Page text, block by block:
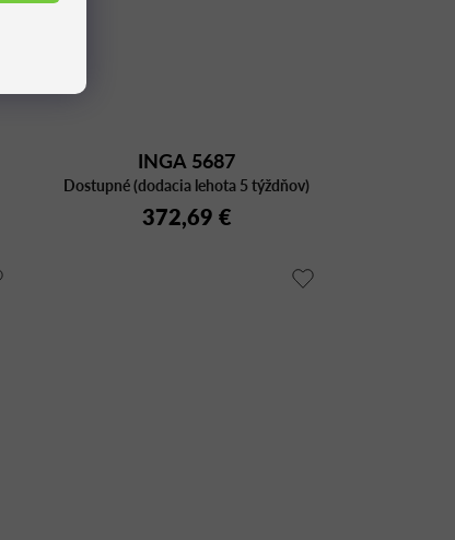
INGA 5687
Dostupné (dodacia lehota 5 týždňov)
372,69 €